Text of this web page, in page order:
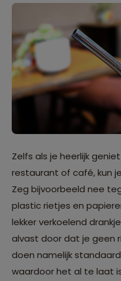
Zelfs als je heerlijk
restaurant of café, kun
Zeg bijvoorbeeld nee
plastic rietjes en
lekker verkoelend
alvast door dat je geen
doen namelijk
waardoor het al te laat